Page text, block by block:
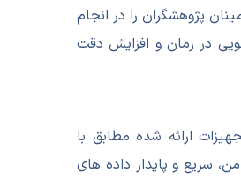
پژوهشگران را در انجام
در زمان و افزایش دقت
ارائه شده مطابق با
سریع و پایدار داده های